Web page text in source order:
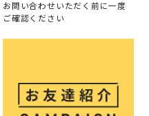
お問い合わせいただく前に一度
ご確認ください